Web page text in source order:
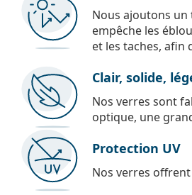
Nous ajoutons
empêche les
et les taches, afin
Clair, solide,
Nos verres sont
optique, une
Protection UV
Nos verres